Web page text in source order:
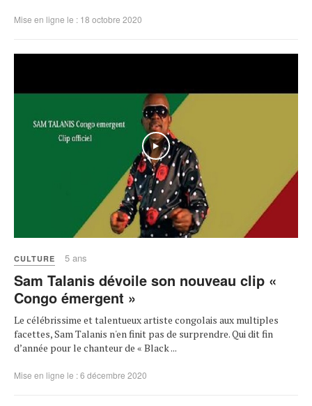
Mise en ligne le : 18 octobre 2020
CULTURE 5 ans
Sam Talanis dévoile son nouveau clip «
Congo émergent »
Le célébrissime et talentueux artiste congolais aux multiples
facettes, Sam Talanis n'en finit pas de surprendre. Qui dit fin
d’année pour le chanteur de « Black ...
Mise en ligne le : 6 décembre 2020